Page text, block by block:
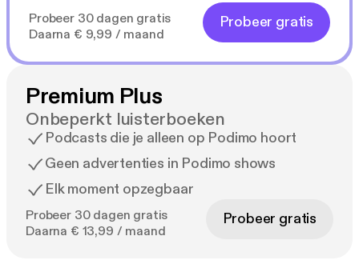
Probeer 30 dagen gratis
Daarna € 9,99 / maand
Probeer gratis
Premium Plus
Onbeperkt luisterboeken
Podcasts die je alleen op Podimo hoort
Geen advertenties in Podimo shows
Elk moment opzegbaar
Probeer 30 dagen gratis
Daarna € 13,99 / maand
Probeer gratis